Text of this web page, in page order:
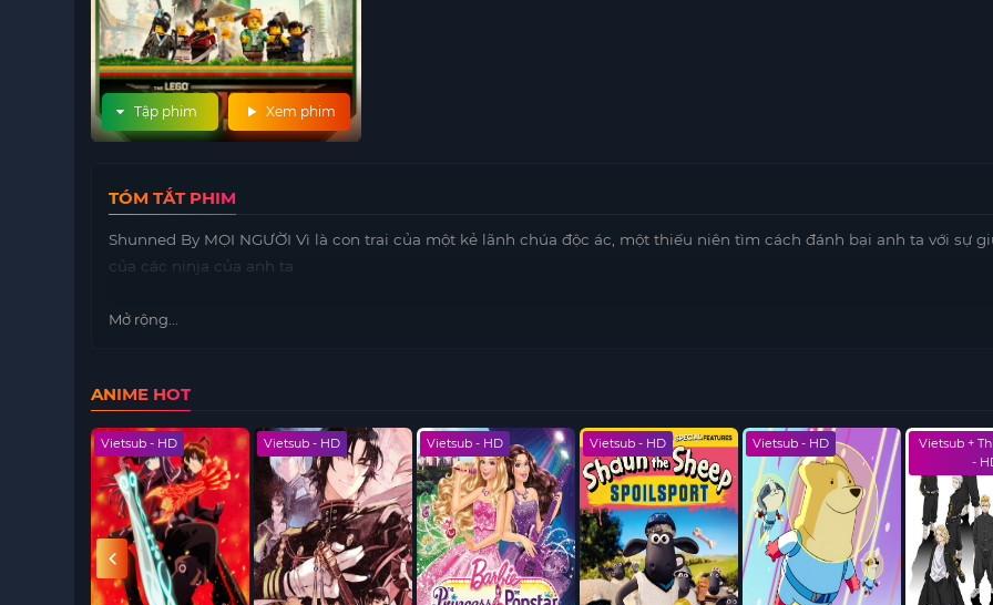
Xem phim
Tập phim
TÓM TẮT PHIM
Shunned By MỌI NGƯỜI Vì là con trai của một kẻ lãnh chúa độc ác, một thiếu niên tìm cách đánh bại anh ta với sự
của các ninja của anh ta.
Mở rộng...
ANIME HOT
Vietsub - HD Vietsub - HD Vietsub - HD Vietsub - HD Vietsub - HD
Vietsub +
-